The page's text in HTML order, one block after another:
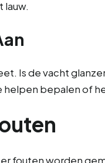
lauw.
Is de vacht
helpen bepalen of
fouten worden